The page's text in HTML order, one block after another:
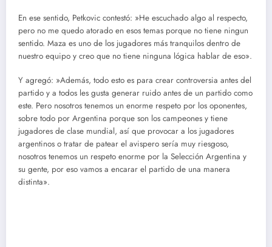
En ese sentido, Petkovic contestó: »He escuchado algo al respecto,
pero no me quedo atorado en esos temas porque no tiene ningun
sentido. Maza es uno de los jugadores más tranquilos dentro de
nuestro equipo y creo que no tiene ninguna lógica hablar de eso».
Y agregó: »Además, todo esto es para crear controversia antes del
partido y a todos les gusta generar ruido antes de un partido como
este. Pero nosotros tenemos un enorme respeto por los oponentes,
sobre todo por Argentina porque son los campeones y tiene
jugadores de clase mundial, así que provocar a los jugadores
argentinos o tratar de patear el avispero sería muy riesgoso,
nosotros tenemos un respeto enorme por la Selección Argentina y
su gente, por eso vamos a encarar el partido de una manera
distinta».